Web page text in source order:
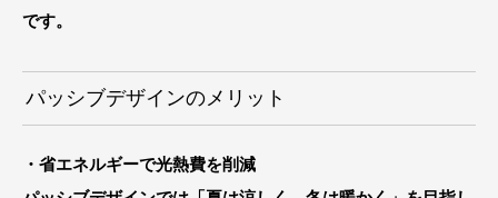
です。
パッシブデザインのメリット
・省エネルギーで光熱費を削減